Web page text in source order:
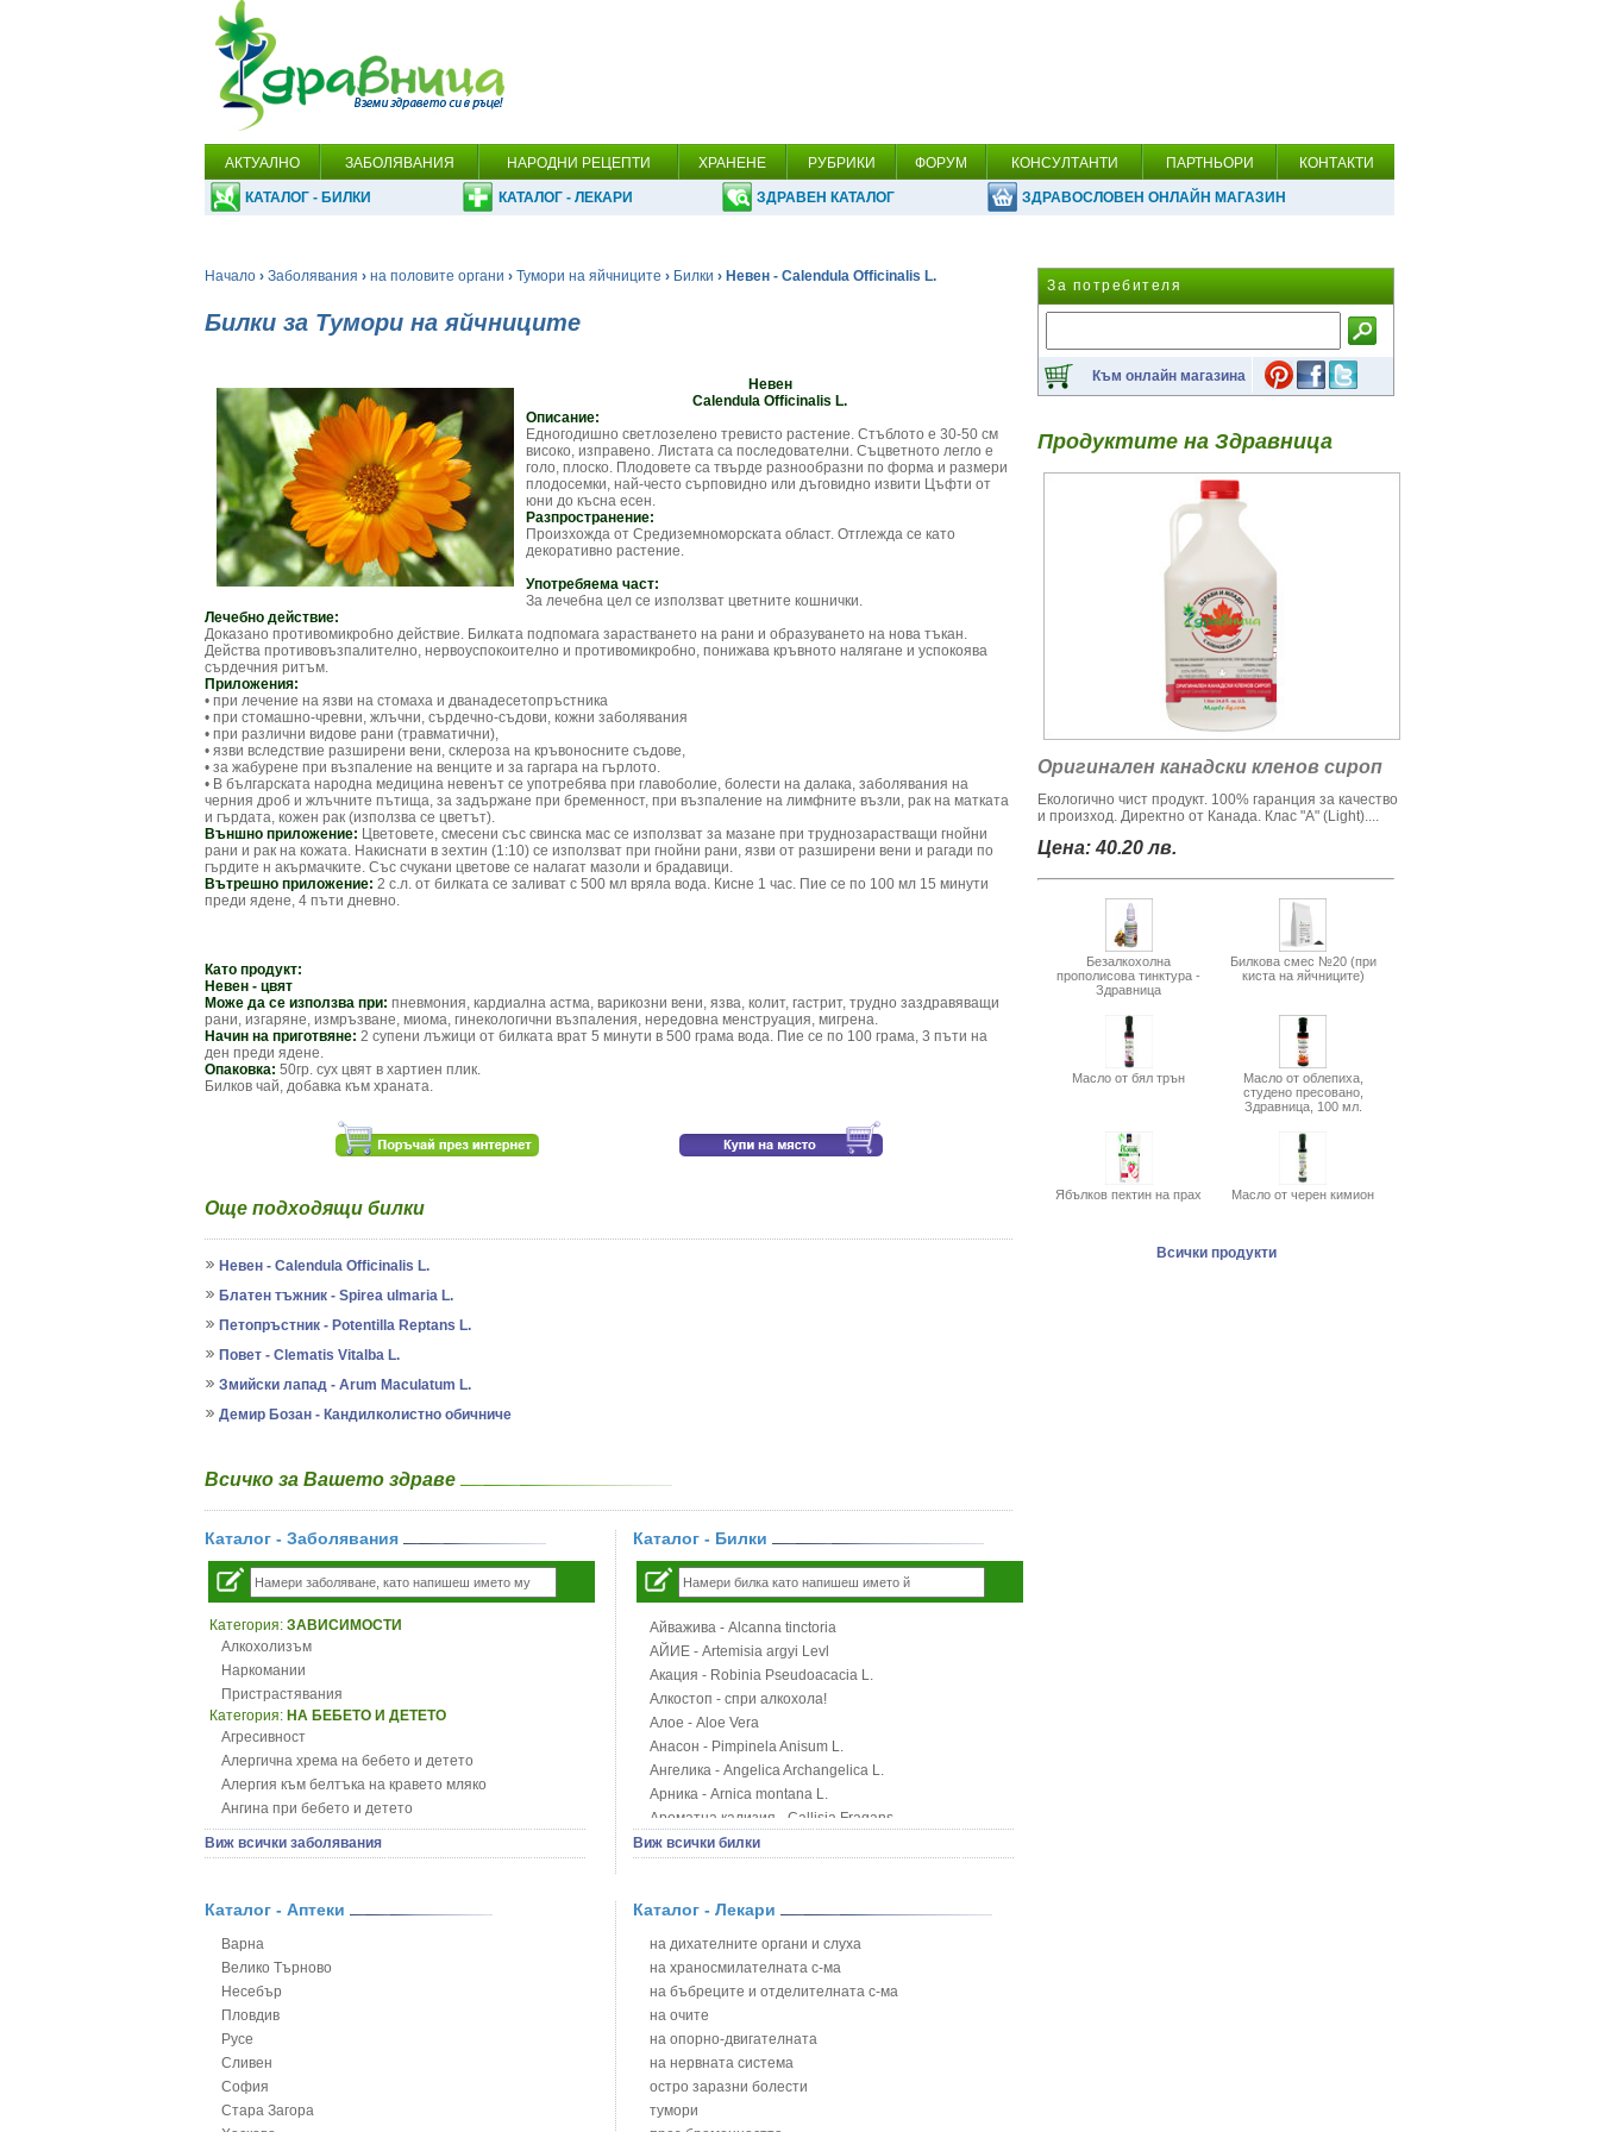
АКТУАЛНО ЗАБОЛЯВАНИЯ НАРОДНИ РЕЦЕПТИ ХРАНЕНЕ РУБРИКИ ФОРУМ КОНСУЛТАНТИ ПАРТНЬОРИ КОНТАКТИ
КАТАЛОГ - БИЛКИ КАТАЛОГ - ЛЕКАРИ ЗДРАВЕН КАТАЛОГ ЗДРАВОСЛОВЕН ОНЛАЙН МАГАЗИН
Начало › Заболявания › на половите органи › Тумори на яйчниците › Билки › Невен - Calendula Officinalis L.
Билки за Тумори на яйчниците
Невен
Calendula Officinalis L.
Описание:
Едногодишно светлозелено тревисто растение. Стъблото е 30-50 см
високо, изправено. Листата са последователни. Съцветното легло е
голо, плоско. Плодовете са твърде разнообразни по форма и размери
плодосемки, най-често сърповидно или дъговидно извити Цъфти от
юни до късна есен.
Разпространение:
Произхожда от Средиземноморската област. Отглежда се като
декоративно растение.
Употребяема част:
За лечебна цел се използват цветните кошнички.
Лечебно действие:
Доказано противомикробно действие. Билката подпомага зарастването на рани и образуването на нова тъкан.
Действа противовъзпалително, нервоуспокоително и противомикробно, понижава кръвното налягане и успокоява
сърдечния ритъм.
Приложения:
• при лечение на язви на стомаха и дванадесетопръстника
• при стомашно-чревни, жлъчни, сърдечно-съдови, кожни заболявания
• при различни видове рани (травматични),
• язви вследствие разширени вени, склероза на кръвоносните съдове,
• за жабурене при възпаление на венците и за гаргара на гърлото.
• В българската народна медицина невенът се употребява при главоболие, болести на далака, заболявания на
черния дроб и жлъчните пътища, за задържане при бременност, при възпаление на лимфните възли, рак на матката
и гърдата, кожен рак (използва се цветът).
Външно приложение: Цветовете, смесени със свинска мас се използват за мазане при труднозарастващи гнойни
рани и рак на кожата. Накиснати в зехтин (1:10) се използват при гнойни рани, язви от разширени вени и рагади по
гърдите н акърмачките. Със счукани цветове се налагат мазоли и брадавици.
Вътрешно приложение: 2 с.л. от билката се заливат с 500 мл вряла вода. Кисне 1 час. Пие се по 100 мл 15 минути
преди ядене, 4 пъти дневно.
Като продукт:
Невен - цвят
Може да се използва при: пневмония, кардиална астма, варикозни вени, язва, колит, гастрит, трудно заздравяващи
рани, изгаряне, измръзване, миома, гинекологични възпаления, нередовна менструация, мигрена.
Начин на приготвяне: 2 супени лъжици от билката врат 5 минути в 500 грама вода. Пие се по 100 грама, 3 пъти на
ден преди ядене.
Опаковка: 50гр. сух цвят в хартиен плик.
Билков чай, добавка към храната.
Още подходящи билки
Невен - Calendula Officinalis L.
Блатен тъжник - Spirea ulmaria L.
Петопръстник - Potentilla Reptans L.
Повет - Clematis Vitalba L.
Змийски лапад - Arum Maculatum L.
Демир Бозан - Кандилколистно обичниче
Всичко за Вашето здраве
Каталог - Заболявания
Категория: ЗАВИСИМОСТИ
Алкохолизъм
Наркомании
Пристрастявания
Категория: НА БЕБЕТО И ДЕТЕТО
Агресивност
Алергична хрема на бебето и детето
Алергия към белтъка на кравето мляко
Ангина при бебето и детето
Анемия при бебето и детето
Апетит - пълни деца
Безапетитие при бебето и детето
Бронхит и пневмония при деца
Варицела
Висока температура на бебето и детето
Възпаление на ушите на бебето и детето
Глисти
Грижа за пъпа на новороденото
Грип при бебето и детето
Гърч
Виж всички заболявания
Каталог - Билки
Айважива - Alcanna tinctoria
АЙИЕ - Artemisia argyi Levl
Акация - Robinia Pseudoacacia L.
Алкостоп - спри алкохола!
Алое - Aloe Vera
Анасон - Pimpinela Anisum L.
Ангелика - Angelica Archangelica L.
Арника - Arnica montana L.
Ароматна кализия - Callisia Fragans
Арония - Sorbus melanocorpa
Блатен аир - Acorus calamus L.
Блатен тъжник - Spirea ulmaria L.
Блян
Бобови шушулки - Phaseolus Vulgaris L.
Божур - Paeonia Decora
Борови връхчета - Pinus sylvestris
Босилек - Ocimum Basillicum
Брей - Tamus Communis
Брош - Rubia tinctorum L.
Бръшлян - Hedera helix L.
Виж всички билки
Каталог - Аптеки
Варна
Велико Търново
Несебър
Пловдив
Русе
Сливен
София
Стара Загора
Каталог - Лекари
на дихателните органи и слуха
на храносмилателната с-ма
на бъбреците и отделителната с-ма
на очите
на опорно-двигателната
на нервната система
остро заразни болести
тумори
За потребителя
Към онлайн магазина
Продуктите на Здравница
Оригинален канадски кленов сироп
Екологично чист продукт. 100% гаранция за качество
и произход. Директно от Канада. Клас "А" (Light)....
Цена: 40.20 лв.
Безалкохолна
прополисова тинктура -
Здравница
Билкова смес №20 (при
киста на яйчниците)
Масло от бял трън
Масло от облепиха,
студено пресовано,
Здравница, 100 мл.
Ябълков пектин на прах Масло от черен кимион
Всички продукти